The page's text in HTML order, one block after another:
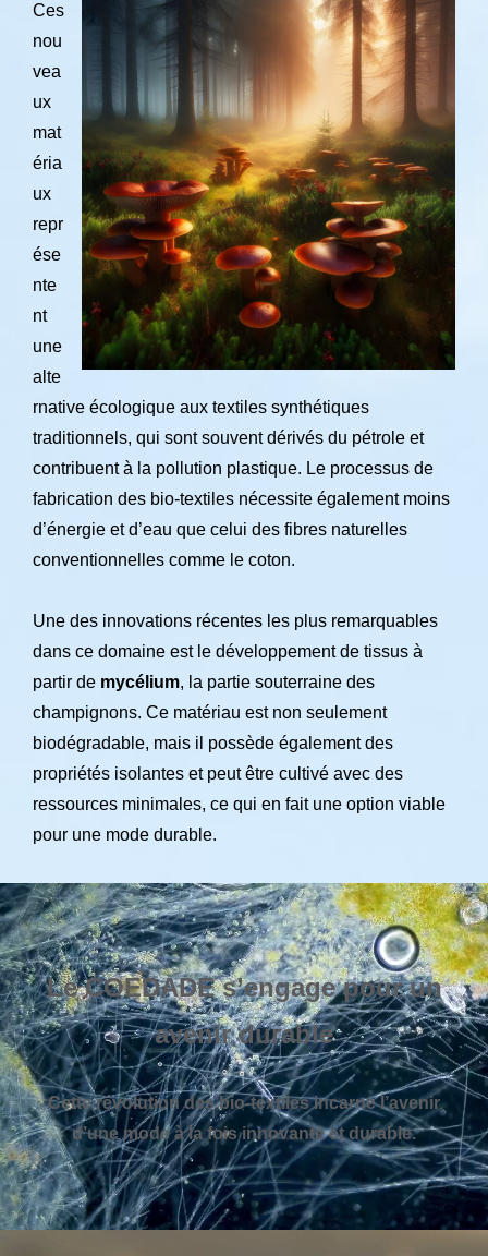
Ces
nou
vea
ux
mat
éria
ux
repr
ése
nte
nt
une
alte
rnative écologique aux textiles synthétiques
traditionnels, qui sont souvent dérivés du pétrole et
contribuent à la pollution plastique. Le processus de
fabrication des bio-textiles nécessite également moins
d’énergie et d’eau que celui des fibres naturelles
conventionnelles comme le coton.
Une des innovations récentes les plus remarquables
dans ce domaine est le développement de tissus à
partir de mycélium, la partie souterraine des
champignons. Ce matériau est non seulement
biodégradable, mais il possède également des
propriétés isolantes et peut être cultivé avec des
ressources minimales, ce qui en fait une option viable
pour une mode durable.
LeCOEDADE s’engage pour un
avenir durable
Cette révolution des bio-textiles incarne l’avenir
d’une mode à la fois innovante et durable.